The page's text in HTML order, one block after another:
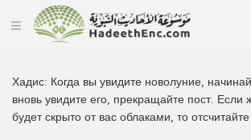
Хадис: Когда вы увидите новолуние,
вновь увидите его, прекращайте пост.
будет скрыто от вас облаками, то